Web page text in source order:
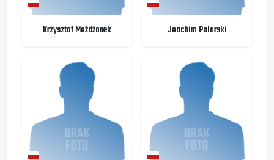
Krzysztof Możdżonek Joachim Palarski